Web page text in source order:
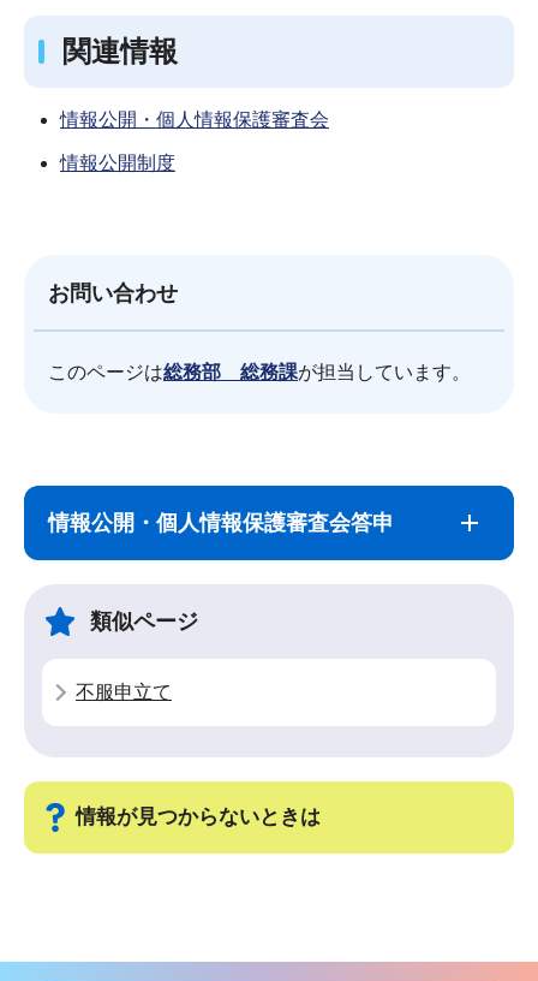
関連情報
情報公開・個人情報保護審査会
情報公開制度
お問い合わせ
このページは総務部 総務課が担当しています。
こ
情報公開・個人情報保護審査会答申
類似ページ
不服申立て
情報が見つからないときは
ナ